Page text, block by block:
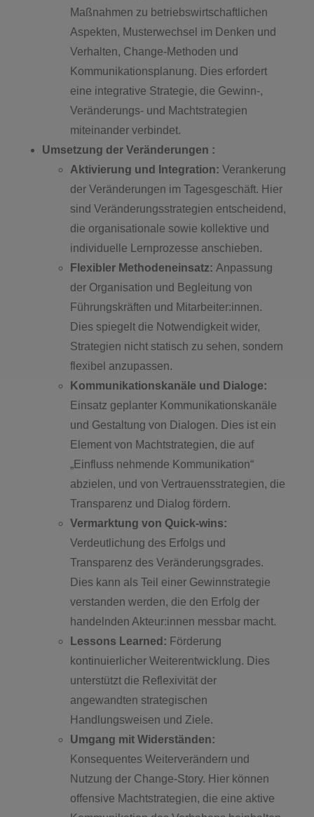
Maßnahmen zu betriebswirtschaftlichen
Aspekten, Musterwechsel im Denken und
Verhalten, Change-Methoden und
Kommunikationsplanung. Dies erfordert
eine integrative Strategie, die Gewinn-,
Veränderungs- und Machtstrategien
miteinander verbindet.
Umsetzung der Veränderungen :
Aktivierung und Integration: Verankerung
der Veränderungen im Tagesgeschäft. Hier
sind Veränderungsstrategien entscheidend,
die organisationale sowie kollektive und
individuelle Lernprozesse anschieben.
Flexibler Methodeneinsatz: Anpassung
der Organisation und Begleitung von
Führungskräften und Mitarbeiter:innen.
Dies spiegelt die Notwendigkeit wider,
Strategien nicht statisch zu sehen, sondern
flexibel anzupassen.
Kommunikationskanäle und Dialoge:
Einsatz geplanter Kommunikationskanäle
und Gestaltung von Dialogen. Dies ist ein
Element von Machtstrategien, die auf
„Einfluss nehmende Kommunikation“
abzielen, und von Vertrauensstrategien, die
Transparenz und Dialog fördern.
Vermarktung von Quick-wins:
Verdeutlichung des Erfolgs und
Transparenz des Veränderungsgrades.
Dies kann als Teil einer Gewinnstrategie
verstanden werden, die den Erfolg der
handelnden Akteur:innen messbar macht.
Lessons Learned: Förderung
kontinuierlicher Weiterentwicklung. Dies
unterstützt die Reflexivität der
angewandten strategischen
Handlungsweisen und Ziele.
Umgang mit Widerständen:
Konsequentes Weiterverändern und
Nutzung der Change-Story. Hier können
offensive Machtstrategien, die eine aktive